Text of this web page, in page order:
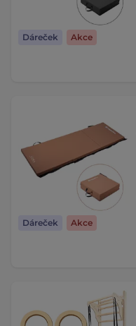
Dáreček Akce
Dáreček Akce